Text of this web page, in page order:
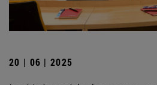
20 | 06 | 2025